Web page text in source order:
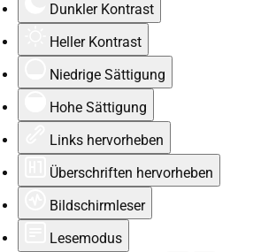
Dunkler Kontrast
Heller Kontrast
Niedrige Sättigung
Hohe Sättigung
Links hervorheben
Überschriften hervorheben
Bildschirmleser
Lesemodus